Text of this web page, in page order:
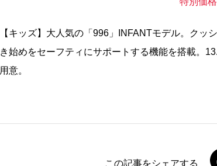
【キッズ】大人気の「996」INFANTモデル。クッ
き始めをセーフティにサポートする機能を搭載。
用意。
この記事をシェアする